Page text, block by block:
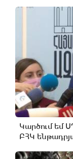
Կարծում եմ
ԲՀԿ